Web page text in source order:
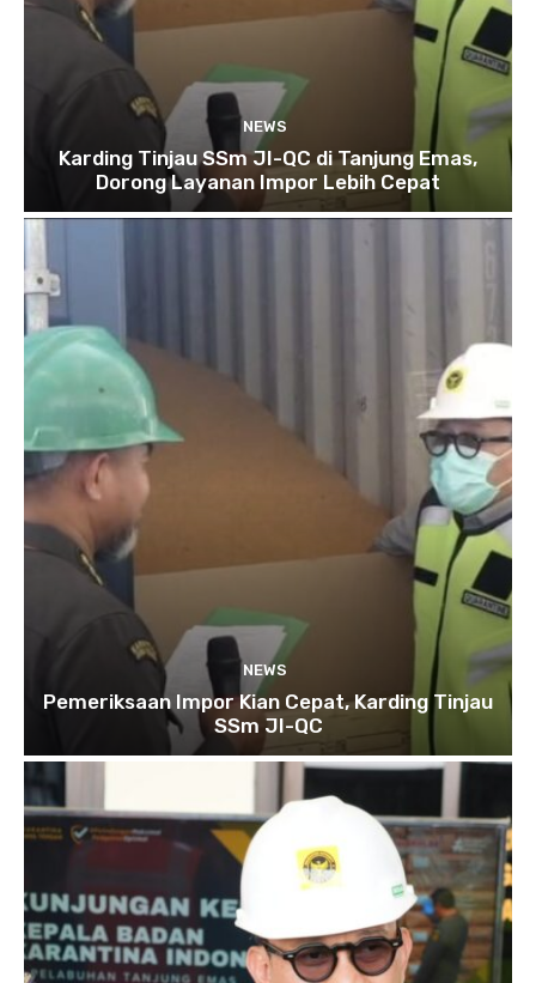
NEWS
Karding Tinjau SSm JI-QC di Tanjung Emas,
Dorong Layanan Impor Lebih Cepat
NEWS
Pemeriksaan Impor Kian Cepat, Karding Tinjau
SSm JI-QC